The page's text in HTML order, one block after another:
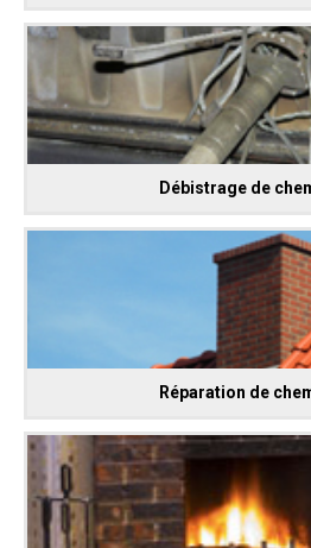
Débistrage de
Réparation de